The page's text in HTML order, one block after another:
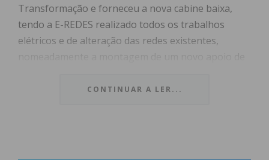
Transformação e forneceu a nova cabine baixa,
tendo a E-REDES realizado todos os trabalhos
elétricos e de alteração das redes existentes,
ramal subterrâneo MT”, indica a E-REDES, em
CONTINUAR A LER...